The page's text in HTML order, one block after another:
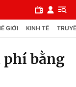
GIỚI KINH TẾ
bằng